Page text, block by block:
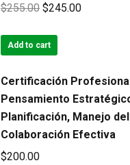
$255.00 Original
was:
$245.00Current
Add to cart
Certificación
Pensamiento
Planificación, Manejo
Colaboración Efectiva
$200.00